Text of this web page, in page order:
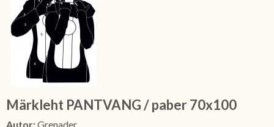
Märkleht PANTVANG / paber 70x100
Autor:Grenader